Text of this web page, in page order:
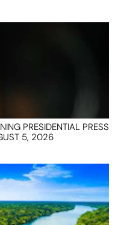
PRESIDENTIAL PRESS
5, 2026